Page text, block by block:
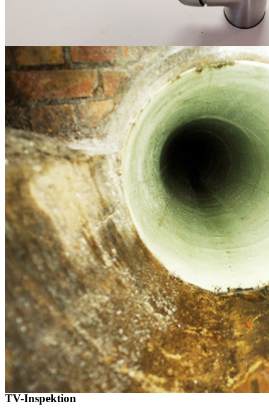
TV-Inspektion